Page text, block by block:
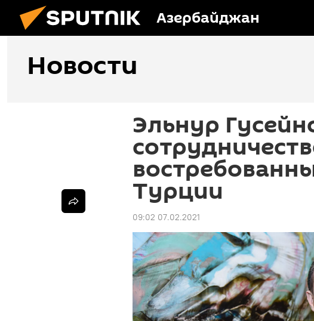
Азербайджан
Новости
Эльнур
Турции
09:02 07.02.2021